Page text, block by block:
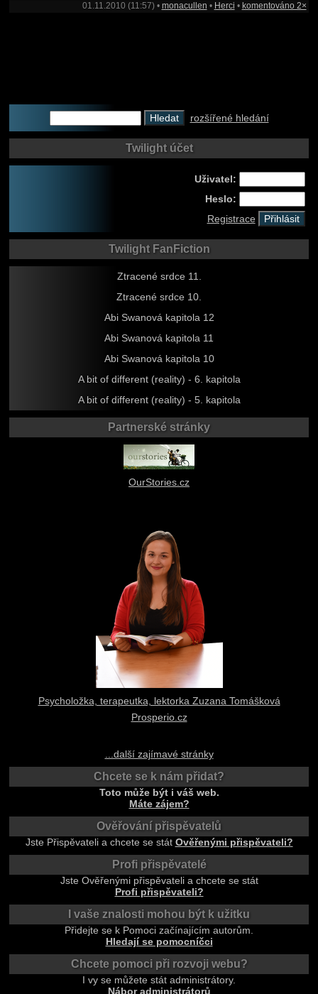
01.11.2010 (11:57) • monacullen • Herci • komentováno 2×
rozšířené hledání
Twilight účet
Uživatel:
Heslo:
Registrace
Twilight FanFiction
Ztracené srdce 11.
Ztracené srdce 10.
Abi Swanová kapitola 12
Abi Swanová kapitola 11
Abi Swanová kapitola 10
A bit of different (reality) - 6. kapitola
A bit of different (reality) - 5. kapitola
Partnerské stránky
OurStories.cz
Psycholožka, terapeutka, lektorka Zuzana Tomášková
Prosperio.cz
...další zajímavé stránky
Chcete se k nám přidat?
Toto může být i váš web.
Máte zájem?
Ověřování přispěvatelů
Jste Přispěvateli a chcete se stát Ověřenými přispěvateli?
Profi přispěvatelé
Jste Ověřenými přispěvateli a chcete se stát
Profi přispěvateli?
I vaše znalosti mohou být k užitku
Přidejte se k Pomoci začínajícím autorům.
Hledají se pomocníčci
Chcete pomoci při rozvoji webu?
I vy se můžete stát administrátory.
Nábor administrátorů